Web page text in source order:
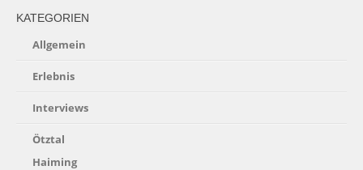
KATEGORIEN
Allgemein
Erlebnis
Interviews
Ötztal
Haiming